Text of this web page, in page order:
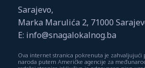
Sarajevo,
Marka Marulića 2, 71000
E: info@snagalokalnog.ba
Ova internet stranica pokrenuta je zahvaljujući
naroda putem Američke agencije za